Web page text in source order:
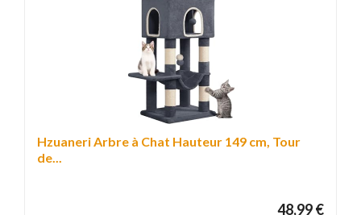
Hzuaneri Arbre à Chat Hauteur 149 cm, Tour
de...
48,99 €